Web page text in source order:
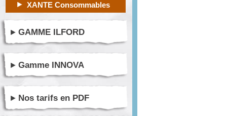
XANTE Consommables
GAMME ILFORD
Gamme INNOVA
Nos tarifs en PDF